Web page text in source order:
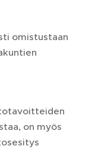
omistustaan
on myös